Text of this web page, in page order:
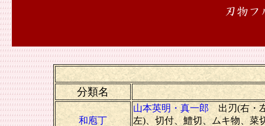
刃物
分類名
和庖丁
山本英明・真一郎 出刃(右・左
左)、切付、鱧切、ムキ物、菜